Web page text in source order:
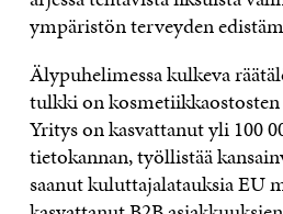
ympäristön terveyden
Älypuhelimessa kulkeva
tulkki on kosmetiikkaostosten
Yritys on kasvattanut yli 100
tietokannan, työllistää
saanut kuluttajalatauksia EU